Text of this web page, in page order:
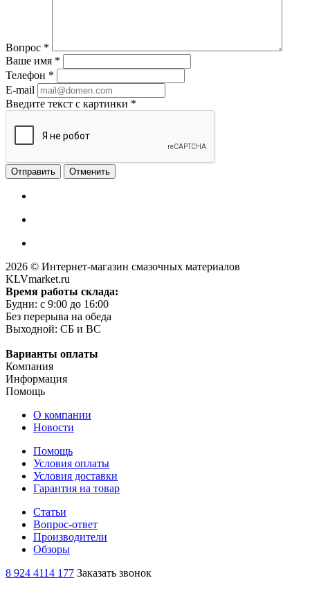
Вопрос *
Ваше имя *
Телефон *
E-mail
Введите текст с картинки *
Отменить
2026 © Интернет-магазин смазочных материалов
KLVmarket.ru
Время работы склада:
Будни: c 9:00 до 16:00
Без перерыва на обеда
Выходной: СБ и ВС
Варианты оплаты
Компания
Информация
Помощь
О компании
Новости
Помощь
Условия оплаты
Условия доставки
Гарантия на товар
Статьи
Вопрос-ответ
Производители
Обзоры
8 924 4114 177 Заказать звонок